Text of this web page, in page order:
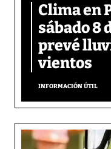
Clima en
sábado 8
prevé
vientos
INFORMACIÓN ÚTIL